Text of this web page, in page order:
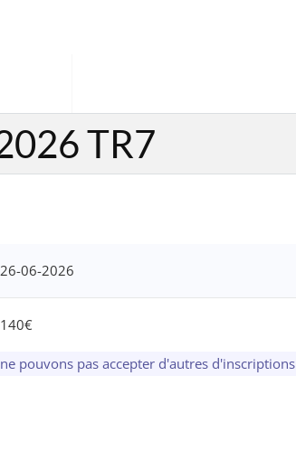
TR7
26-06-2026
140€
pouvons pas accepter d'autres d'inscriptions